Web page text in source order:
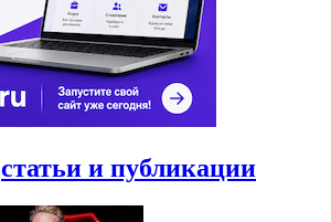
статьи и публикации